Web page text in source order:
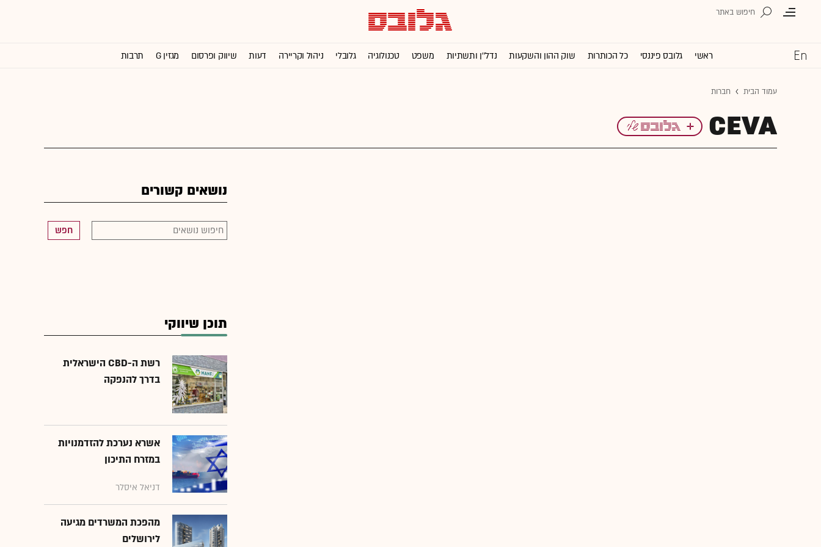
ראשי גלובס פיננסי כל הכותרות שוק ההון והשקעות נדל''ן ותשתיות משפט טכנולוגיה גלובלי ניהול וקריירה דעות שיווק ופרסום מגזין G תרבות
עמוד הבית חברות
CEVA
נושאים קשורים
חפש
תוכן שיווקי
רשת ה-CBD הישראלית
בדרך להנפקה
אשרא נערכת להזדמנויות
במזרח התיכון
דניאל איסלר
מהפכת המשרדים מגיעה
לירושלים